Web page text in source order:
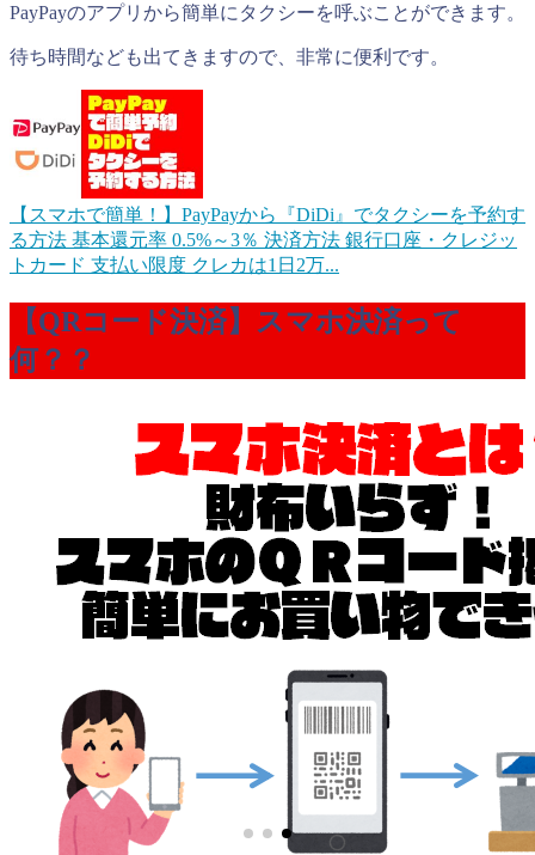
PayPayのアプリから簡単にタクシーを呼ぶことができます。
待ち時間なども出てきますので、非常に便利です。
【スマホで簡単！】PayPayから『DiDi』でタクシーを予約す
る方法 基本還元率 0.5%～3％ 決済方法 銀行口座・クレジッ
トカード 支払い限度 クレカは1日2万...
【QRコード決済】スマホ決済って
何？？